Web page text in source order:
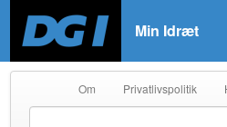
Min Idræt
Om Privatlivspolitik